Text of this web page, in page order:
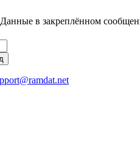
Данные в закреплённом